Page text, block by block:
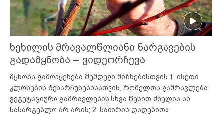
ხეხილის მრავალწლიანი ნარგავების
გადამყნობა – ვიდეორჩევა
მყნობა გამოიყენება შემდეგი მიზნებისთვის 1. ისეთი
კლონების შენარჩუნებისათვის, რომელთა გამრავლება
ვეგეტაციური გამრავლების სხვა წესით ძნელია ან
სასარგებლო არ არის; 2. საძირის დადებითი